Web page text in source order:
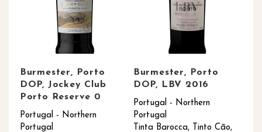
Burmester, Porto
DOP, Jockey Club
Porto Reserve 0
Portugal - Northern
Portugal
Burmester, Porto
DOP, LBV 2016
Portugal - Northern
Portugal
Tinta Barocca, Tinto Cão,